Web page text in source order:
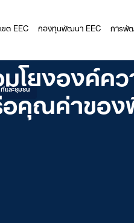
ขต EEC กองทุนพัฒนา EEC การพั
และชุมชน
มโยงองค์
คุณค่าของ